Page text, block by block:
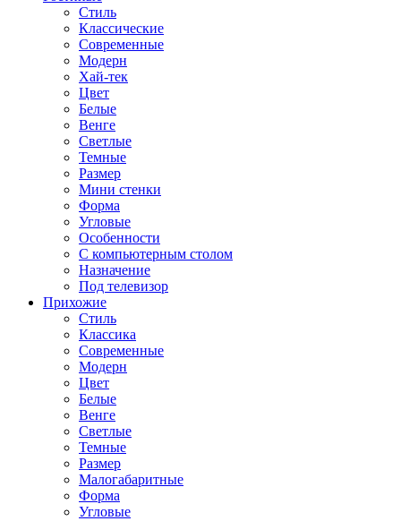
Стиль
Классические
Современные
Модерн
Хай-тек
Цвет
Белые
Венге
Светлые
Темные
Размер
Мини стенки
Форма
Угловые
Особенности
С компьютерным столом
Назначение
Под телевизор
Прихожие
Стиль
Классика
Современные
Модерн
Цвет
Белые
Венге
Светлые
Темные
Размер
Малогабаритные
Форма
Угловые